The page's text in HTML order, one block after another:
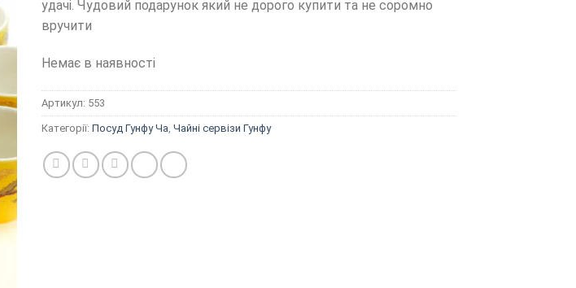
удачі. Чудовий подарунок який не дорого купити та не соромно
вручити
Немає в наявності
Артикул: 553
Категорії: Посуд Гунфу Ча Чайні сервізи Гунфу